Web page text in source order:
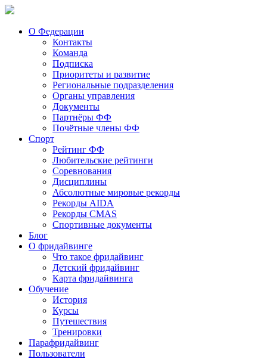
О Федерации
Контакты
Команда
Подписка
Приоритеты и развитие
Региональные подразделения
Органы управления
Документы
Партнёры ФФ
Почётные члены ФФ
Спорт
Рейтинг ФФ
Любительские рейтинги
Соревнования
Дисциплины
Абсолютные мировые рекорды
Рекорды AIDA
Рекорды CMAS
Спортивные документы
Блог
О фридайвинге
Что такое фридайвинг
Детский фридайвинг
Карта фридайвинга
Обучение
История
Курсы
Путешествия
Тренировки
Парафридайвинг
Пользователи